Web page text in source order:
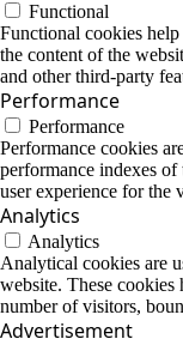
Functional
Functional cookies
the content of the
and other third-party
Performance
Performance
Performance cookies
performance indexes
user experience for the
Analytics
Analytics
Analytical cookies are
website. These
number of visitors,
Advertisement